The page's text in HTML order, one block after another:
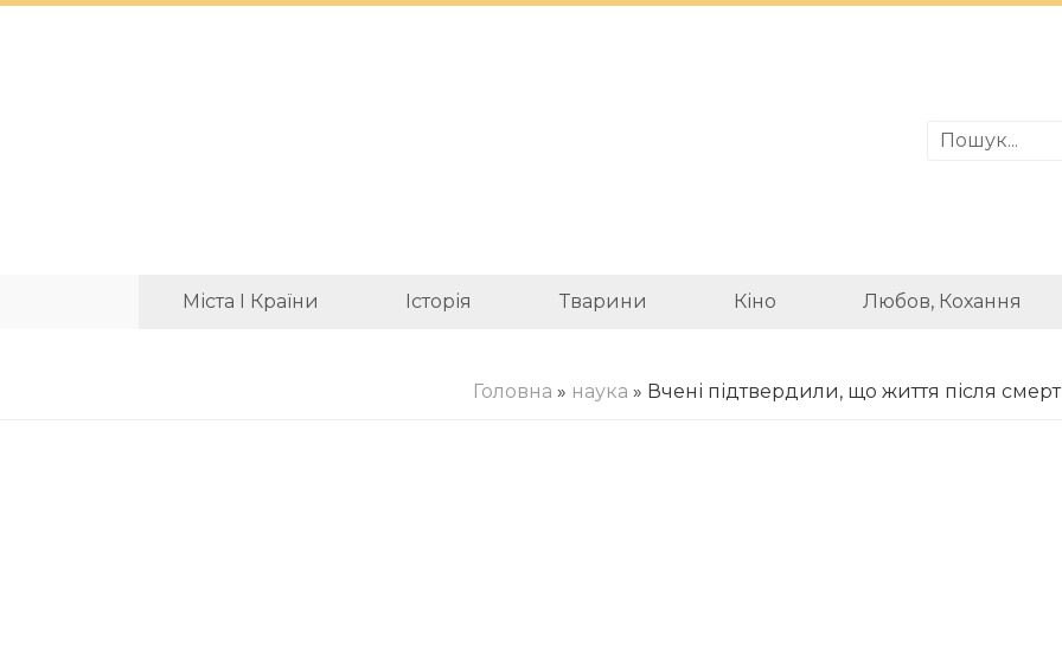
Міста І Країни Історія Тварини Кіно Любов, Кохання
Головна » наука » Вчені підтвердили, що життя після